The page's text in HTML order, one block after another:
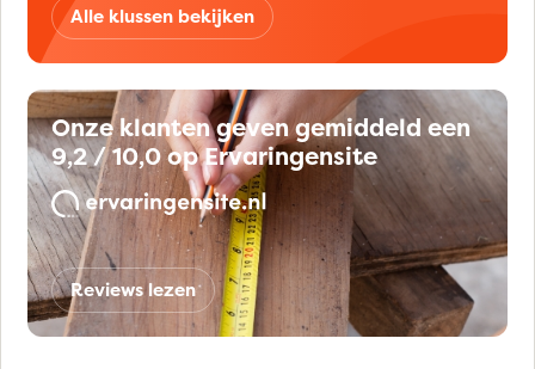
Alle klussen bekijken
Onze klanten geven gemiddeld een
9,2 / 10,0 op Ervaringensite
Reviews lezen